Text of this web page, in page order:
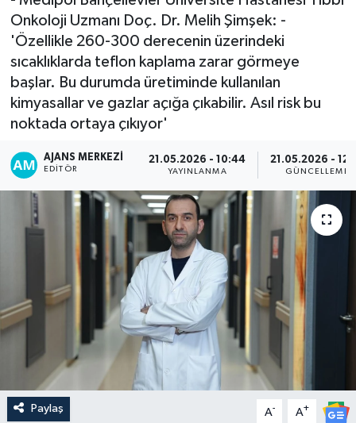
Onkoloji Uzmanı Doç. Dr. Melih Şimşek: -
'Özellikle 260-300 derecenin üzerindeki
sıcaklıklarda teflon kaplama zarar görmeye
başlar. Bu durumda üretiminde kullanılan
kimyasallar ve gazlar açığa çıkabilir. Asıl risk bu
noktada ortaya çıkıyor'
AJANS MERKEZI
EDITÖR
21.05.2026 - 10:44
YAYINLANMA
21.05.2026 -
GÜNCELLEME
Paylaş A- A+